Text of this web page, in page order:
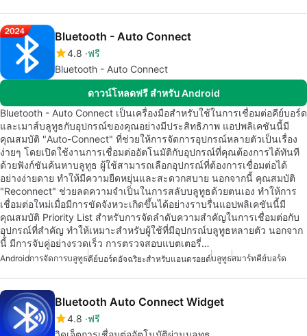
Bluetooth - Auto Connect
4.8 ฟรี
Bluetooth - Auto Connect
ดาวน์โหลดฟรี สำหรับ Android
Bluetooth - Auto Connect เป็นเครื่องมือสำหรับใช้ในการเชื่อมต่อคีย์บอร์ด
และเมาส์บลูทูธกับอุปกรณ์ของคุณอย่างมีประสิทธิภาพ แอปพลิเคชันนี้มี
คุณสมบัติ "Auto-Connect" ที่ช่วยให้การจัดการอุปกรณ์หลายตัวเป็นเรื่อง
ง่ายๆ โดยเปิดใช้งานการเชื่อมต่ออัตโนมัติกับอุปกรณ์ที่คุณต้องการได้ทันที
ด้วยฟังก์ชันค้นหาบลูทูธ ผู้ใช้สามารถเลือกอุปกรณ์ที่ต้องการเชื่อมต่อได้
อย่างง่ายดาย ทำให้มีความยืดหยุ่นและสะดวกสบาย นอกจากนี้ คุณสมบัติ
"Reconnect" ช่วยลดความจำเป็นในการสลับบลูทูธด้วยตนเอง ทำให้การ
เชื่อมต่อใหม่เมื่อมีการขัดจังหวะเกิดขึ้นได้อย่างราบรื่นแอปพลิเคชันนี้มี
คุณสมบัติ Priority List สำหรับการจัดลำดับความสำคัญในการเชื่อมต่อกับ
อุปกรณ์ที่สำคัญ ทำให้เหมาะสำหรับผู้ใช้ที่มีอุปกรณ์บลูทูธหลายตัว นอกจาก
นี้ มีการจับคู่อย่างรวดเร็ว การตรวจสอบแบตเตอรี่…
Androidการจัดการบลูทูธคีย์บอร์ดอัจฉริยะสำหรับแอนดรอยด์บลูทูธสมาร์ทคีย์บอร์ด
Bluetooth Auto Connect Widget
4.8 ฟรี